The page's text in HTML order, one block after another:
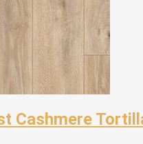
Cashmere